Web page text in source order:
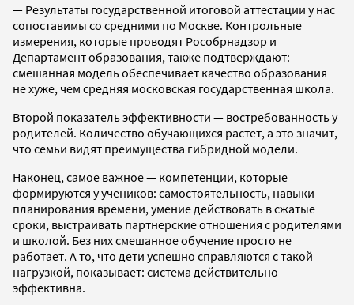
— Результаты государственной итоговой аттестации у нас
сопоставимы со средними по Москве. Контрольные
измерения, которые проводят Рособрнадзор и
Департамент образования, также подтверждают:
смешанная модель обеспечивает качество образования
не хуже, чем средняя московская государственная школа.
Второй показатель эффективности — востребованность у
родителей. Количество обучающихся растет, а это значит,
что семьи видят преимущества гибридной модели.
Наконец, самое важное — компетенции, которые
формируются у учеников: самостоятельность, навыки
планирования времени, умение действовать в сжатые
сроки, выстраивать партнерские отношения с родителями
и школой. Без них смешанное обучение просто не
работает. А то, что дети успешно справляются с такой
нагрузкой, показывает: система действительно
эффективна.